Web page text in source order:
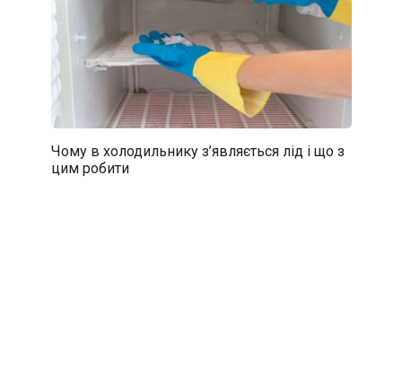
Чому в холодильнику з’являється лід і що з
цим робити